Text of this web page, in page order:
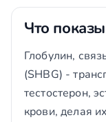
Что
Глобулин,
(SHBG) -
тестостерон,
крови, делая